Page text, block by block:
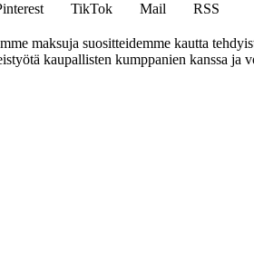
TikTok Mail
RSS
maksuja suositteidemme kautta
kaupallisten kumppanien kanssa ja